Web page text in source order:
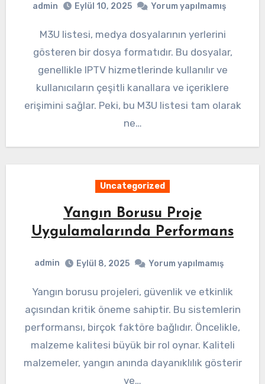
admin Eylül 10, 2025 Yorum yapılmamış
M3U listesi, medya dosyalarının yerlerini
gösteren bir dosya formatıdır. Bu dosyalar,
genellikle IPTV hizmetlerinde kullanılır ve
kullanıcıların çeşitli kanallara ve içeriklere
erişimini sağlar. Peki, bu M3U listesi tam olarak
ne…
Uncategorized
Yangın Borusu Proje
Uygulamalarında Performans
admin Eylül 8, 2025 Yorum yapılmamış
Yangın borusu projeleri, güvenlik ve etkinlik
açısından kritik öneme sahiptir. Bu sistemlerin
performansı, birçok faktöre bağlıdır. Öncelikle,
malzeme kalitesi büyük bir rol oynar. Kaliteli
malzemeler, yangın anında dayanıklılık gösterir
ve…